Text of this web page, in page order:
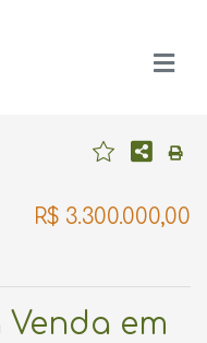
R$ 3.300.000,00
Venda em